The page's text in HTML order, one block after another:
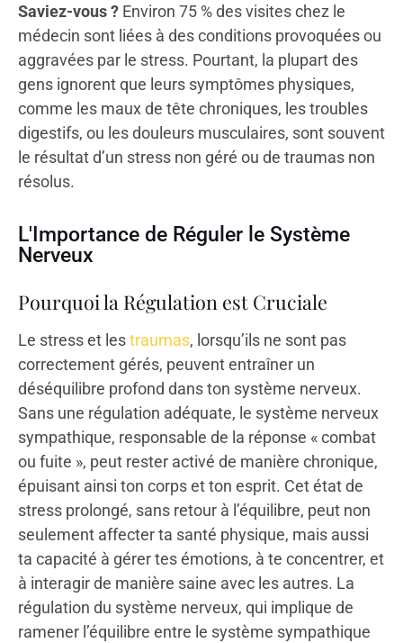
Saviez-vous ? Environ 75 % des visites chez le
médecin sont liées à des conditions provoquées ou
aggravées par le stress. Pourtant, la plupart des
gens ignorent que leurs symptômes physiques,
comme les maux de tête chroniques, les troubles
digestifs, ou les douleurs musculaires, sont souvent
le résultat d’un stress non géré ou de traumas non
résolus.
L'Importance de Réguler le Système
Nerveux
Pourquoi la Régulation est Cruciale
Le stress et lestraumas, lorsqu’ils ne sont pas
correctement gérés, peuvent entraîner un
déséquilibre profond dans ton système nerveux.
Sans une régulation adéquate, le système nerveux
sympathique, responsable de la réponse « combat
ou fuite », peut rester activé de manière chronique,
épuisant ainsi ton corps et ton esprit. Cet état de
stress prolongé, sans retour à l’équilibre, peut non
seulement affecter ta santé physique, mais aussi
ta capacité à gérer tes émotions, à te concentrer, et
à interagir de manière saine avec les autres. La
régulation du système nerveux, qui implique de
ramener l’équilibre entre le système sympathique